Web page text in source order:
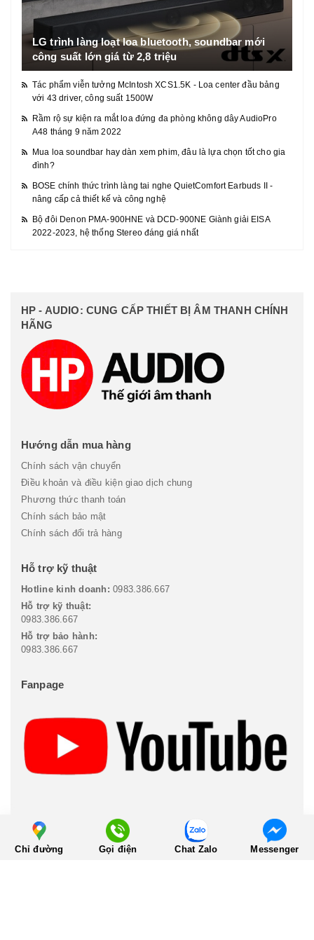
LG trình làng loạt loa bluetooth, soundbar mới
công suất lớn giá từ 2,8 triệu
Tác phẩm viễn tưởng McIntosh XCS1.5K - Loa center đầu bảng
với 43 driver, công suất 1500W
Rầm rộ sự kiện ra mắt loa đứng đa phòng không dây AudioPro
A48 tháng 9 năm 2022
Mua loa soundbar hay dàn xem phim, đâu là lựa chọn tốt cho gia
đình?
BOSE chính thức trình làng tai nghe QuietComfort Earbuds II -
nâng cấp cả thiết kế và công nghệ
Bộ đôi Denon PMA-900HNE và DCD-900NE Giành giải EISA
2022-2023, hệ thống Stereo đáng giá nhất
HP - AUDIO: CUNG CẤP THIẾT BỊ ÂM THANH CHÍNH
HÃNG
Hướng dẫn mua hàng
Chính sách vận chuyển
Điều khoản và điều kiện giao dịch chung
Phương thức thanh toán
Chính sách bảo mật
Chính sách đổi trả hàng
Hỗ trợ kỹ thuật
Hotline kinh doanh: 0983.386.667
Hỗ trợ kỹ thuật:
0983.386.667
Hỗ trợ bảo hành:
0983.386.667
Fanpage
HP-AUDIO Cung Cấp Thiết Bị Âm Thanh Chính Hãng
Chỉ đường Gọi điện Chat Zalo Messenger